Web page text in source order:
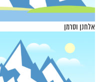
אלחנן וסרמן